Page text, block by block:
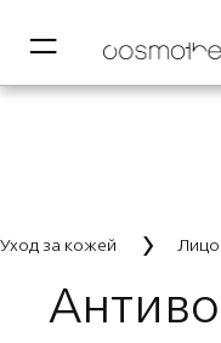
─
─
Уход за кожей Лицо